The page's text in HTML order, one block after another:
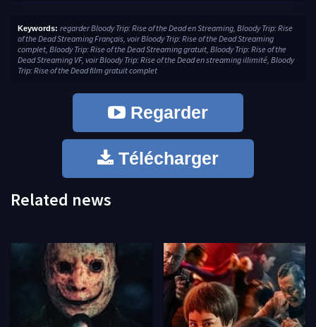
Keywords: regarder Bloody Trip: Rise of the Dead en Streaming, Bloody Trip: Rise
of the Dead Streaming Français, voir Bloody Trip: Rise of the Dead Streaming
complet, Bloody Trip: Rise of the Dead Streaming gratuit, Bloody Trip: Rise of the
Dead Streaming VF, voir Bloody Trip: Rise of the Dead en streaming illimité, Bloody
Trip: Rise of the Dead film gratuit complet
Regarder
Télécharger
Related news